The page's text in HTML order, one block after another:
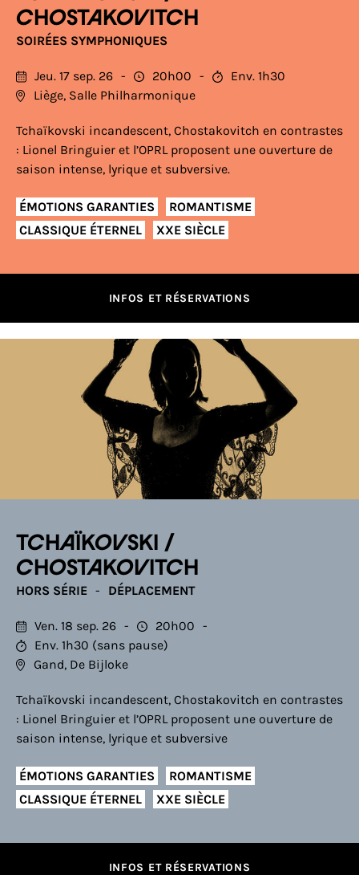
CHOSTAKOVITCH
SOIRÉES SYMPHONIQUES
Jeu. 17 sep. 26 20h00
Env. 1h30
Liège, Salle Philharmonique
Tchaïkovski incandescent, Chostakovitch en contrastes
: Lionel Bringuier et l’OPRL proposent une ouverture de
saison intense, lyrique et subversive.
ÉMOTIONS GARANTIES
ROMANTISME
CLASSIQUE ÉTERNEL
XXE SIÈCLE
INFOS ET RÉSERVATIONS
TCHAÏKOVSKI /
CHOSTAKOVITCH
HORS SÉRIE DÉPLACEMENT
Ven. 18 sep. 26
20h00
Env. 1h30 (sans pause)
Gand, De Bijloke
Tchaïkovski incandescent, Chostakovitch en contrastes
: Lionel Bringuier et l’OPRL proposent une ouverture de
saison intense, lyrique et subversive
ÉMOTIONS GARANTIES
ROMANTISME
CLASSIQUE ÉTERNEL
XXE SIÈCLE
INFOS ET RÉSERVATIONS